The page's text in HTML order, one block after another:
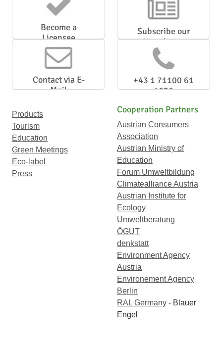
Become a
Licensee
Subscribe our
Newsletter
Contact via E-
Mail
+43 1 71100 61
1656
Products
Tourism
Education
Green Meetings
Eco-label
Press
Cooperation Partners
Austrian Consumers
Association
Austrian Ministry of
Education
Forum Umweltbildung
Climatealliance Austria
Austrian Institute for
Ecology
Umweltberatung
ÖGUT
denkstatt
Environment Agency
Austria
Environement Agency
Berlin
RAL Germany - Blauer
Engel